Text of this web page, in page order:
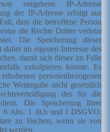
vergebene IP-Adresse
der IP-Adresse erfolgt aus
dass die betroffene Person
die Rechte Dritter verletzt
Die Speicherung dieser
im eigenen Interesse des
damit sich dieser im Falle
exkulpieren könnte. Es
personenbezogenen
Weitergabe nicht gesetzlich
des für die
Die Speicherung Ihrer
6 Abs. 1 lit.b und f DSGVO.
zu löschen, wenn sie von
werden.